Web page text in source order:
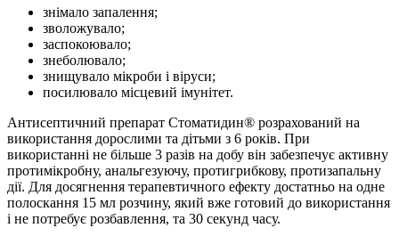
знімало запалення;
зволожувало;
заспокоювало;
знеболювало;
знищувало мікроби і віруси;
посилювало місцевий імунітет.
Антисептичний препарат Стоматидин® розрахований на
використання дорослими та дітьми з 6 років. При
використанні не більше 3 разів на добу він забезпечує активну
протимікробну, анальгезуючу, протигрибкову, протизапальну
дії. Для досягнення терапевтичного ефекту достатньо на одне
полоскання 15 мл розчину, який вже готовий до використання
і не потребує розбавлення, та 30 секунд часу.